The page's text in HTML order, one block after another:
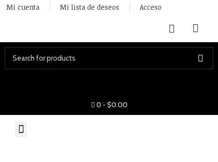
Mi cuenta Mi lista de deseos Acceso
0 - $0.00